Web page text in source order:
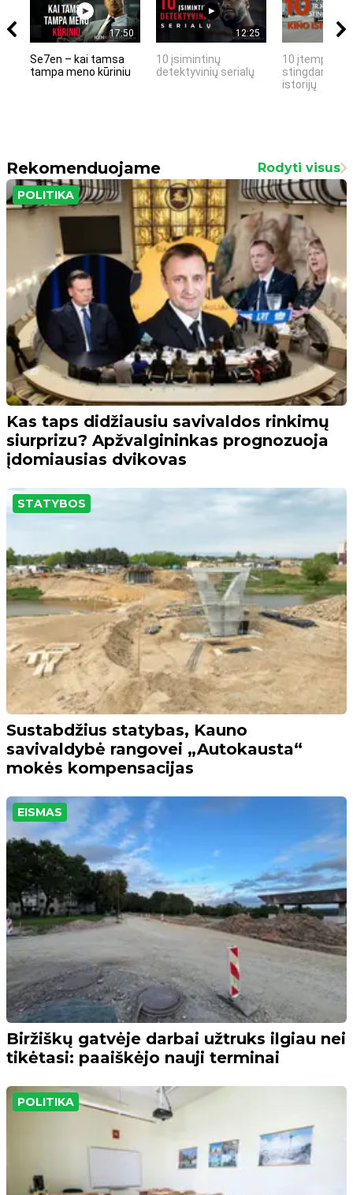
17:50
Se7en – kai tamsa
tampa meno kūriniu
12:25
10 įsimintinų
detektyvinių serialų
10 įtemptų,
stingdančių
istorijų
Rekomenduojame Rodyti visus
POLITIKA
Kas taps didžiausiu savivaldos rinkimų
siurprizu? Apžvalgininkas prognozuoja
įdomiausias dvikovas
STATYBOS
Sustabdžius statybas, Kauno
savivaldybė rangovei „Autokausta“
mokės kompensacijas
EISMAS
Biržiškų gatvėje darbai užtruks ilgiau nei
tikėtasi: paaiškėjo nauji terminai
POLITIKA